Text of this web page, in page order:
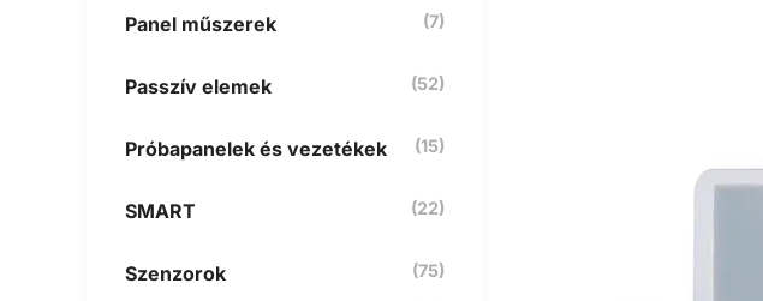
Panel műszerek (7)
Passzív elemek (52)
Próbapanelek és vezetékek (15)
SMART (22)
Szenzorok (75)